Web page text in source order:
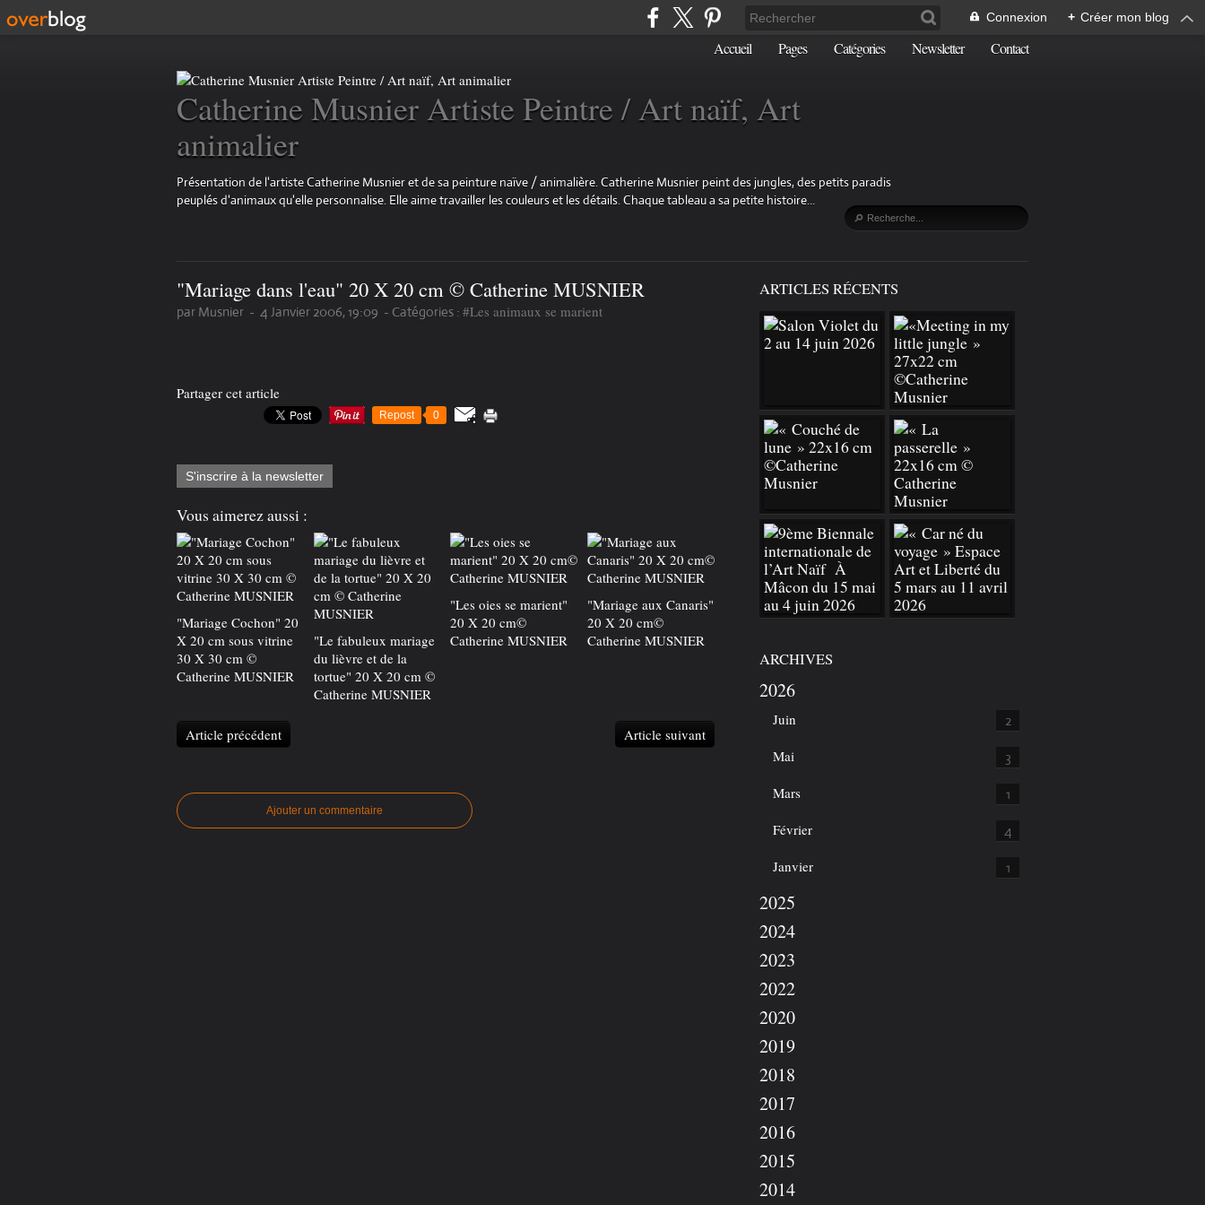
Connexion + Créer mon blog
Accueil Pages Catégories Newsletter Contact
Catherine Musnier Artiste Peintre / Art naïf, Art
animalier
Présentation de l'artiste Catherine Musnier et de sa peinture naïve / animalière. Catherine Musnier peint des jungles, des petits paradis
peuplés d'animaux qu'elle personnalise. Elle aime travailler les couleurs et les détails. Chaque tableau a sa petite histoire...
"Mariage dans l'eau" 20 X 20 cm © Catherine MUSNIER
par Musnier - 4 Janvier 2006, 19:09 - Catégories : #Les animaux se marient
Partager cet article
Repost 0
S'inscrire à la newsletter
Vous aimerez aussi :
"Mariage Cochon" 20
X 20 cm sous vitrine
30 X 30 cm ©
Catherine MUSNIER
"Le fabuleux mariage
du lièvre et de la
tortue" 20 X 20 cm ©
Catherine MUSNIER
"Les oies se marient"
20 X 20 cm©
Catherine MUSNIER
"Mariage aux Canaris"
20 X 20 cm©
Catherine MUSNIER
Article précédent Article suivant
Ajouter un commentaire
ARTICLES RÉCENTS
ARCHIVES
2026
Juin 2
Mai 3
Mars 1
Février 4
Janvier 1
2025
2024
2023
2022
2020
2019
2018
2017
2016
2015
2014